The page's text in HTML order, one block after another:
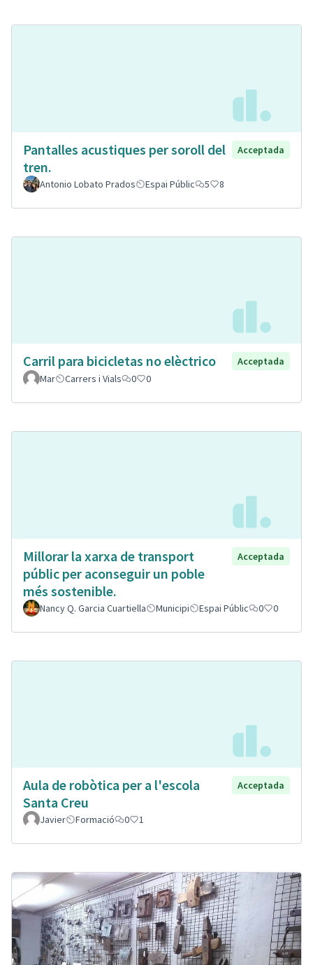
Pantalles acustiques per soroll del
tren.
Acceptada
Antonio Lobato Prados Espai Públic 5 8
Carril para bicicletas no elèctrico
Acceptada
Mar
Carrers i Vials 0 0
Millorar la xarxa de transport
públic per aconseguir un poble
més sostenible.
Acceptada
Nancy Q. Garcia Cuartiella Municipi Espai Públic 0 0
Aula de robòtica per a l'escola
Santa Creu
Acceptada
Javier Formació 0 1